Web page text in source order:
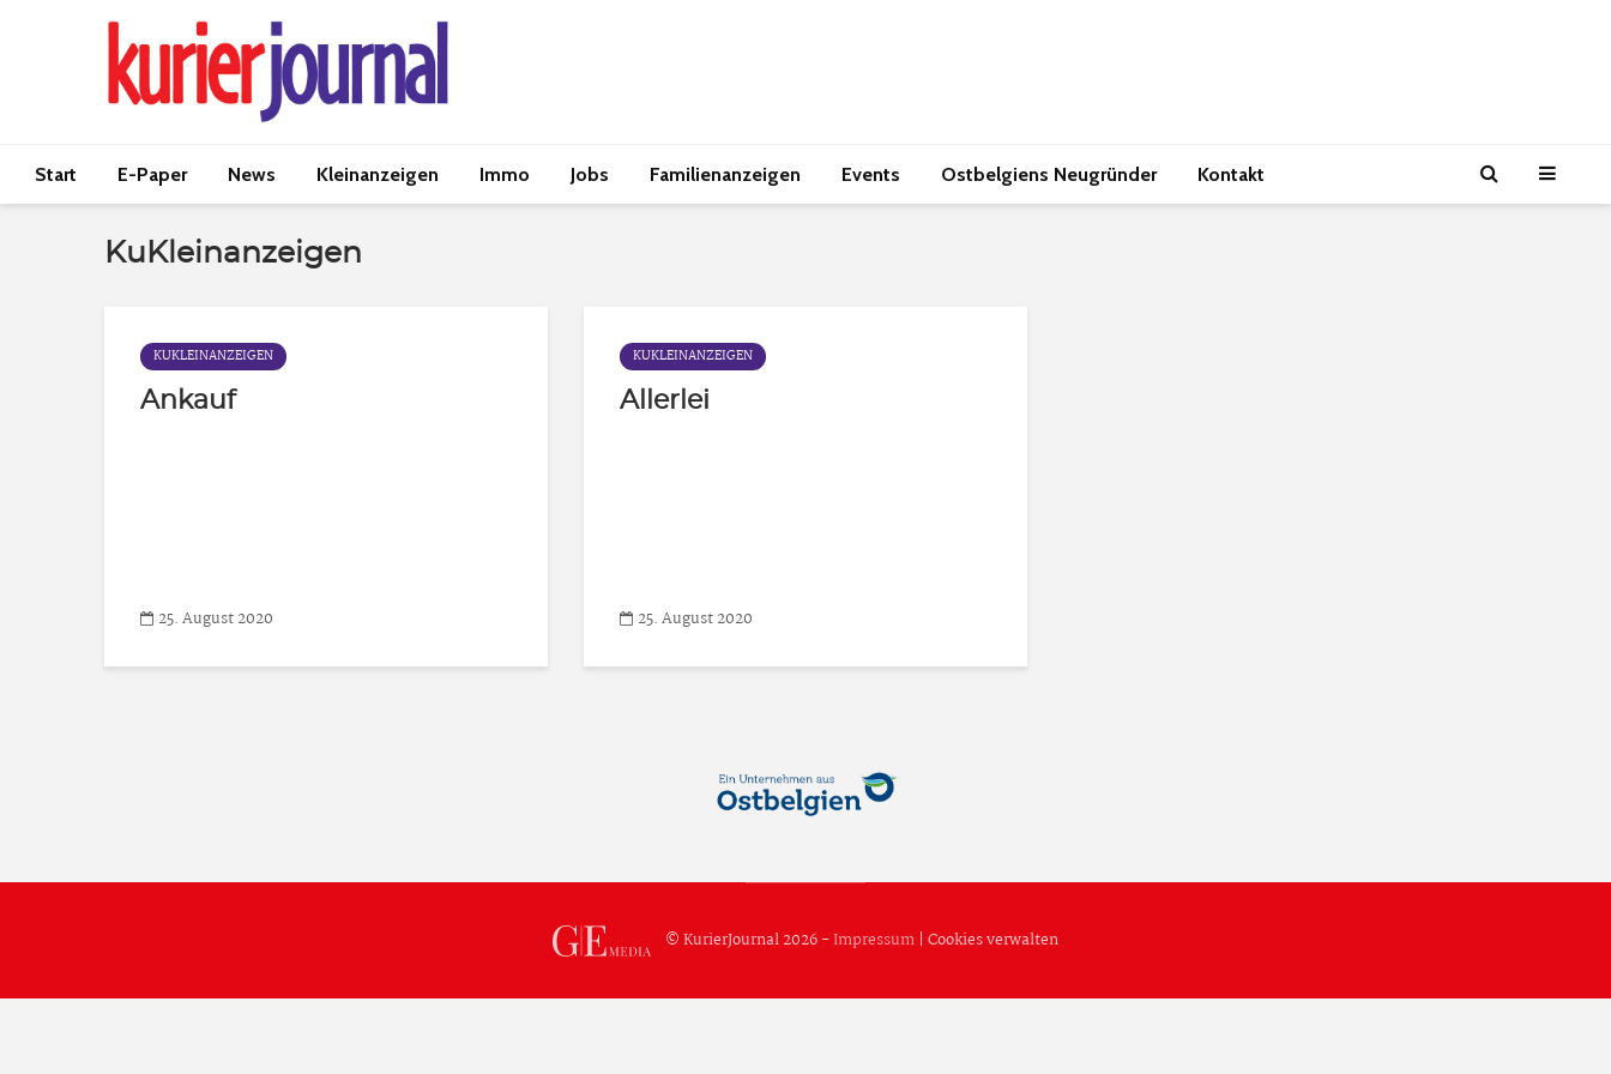
Start E-Paper News Kleinanzeigen Immo Jobs Familienanzeigen Events Ostbelgiens Neugründer Kontakt
KuKleinanzeigen
KUKLEINANZEIGEN
Ankauf
25. August 2020
KUKLEINANZEIGEN
Allerlei
25. August 2020
© KurierJournal 2026 -Impressum |Cookies verwalten